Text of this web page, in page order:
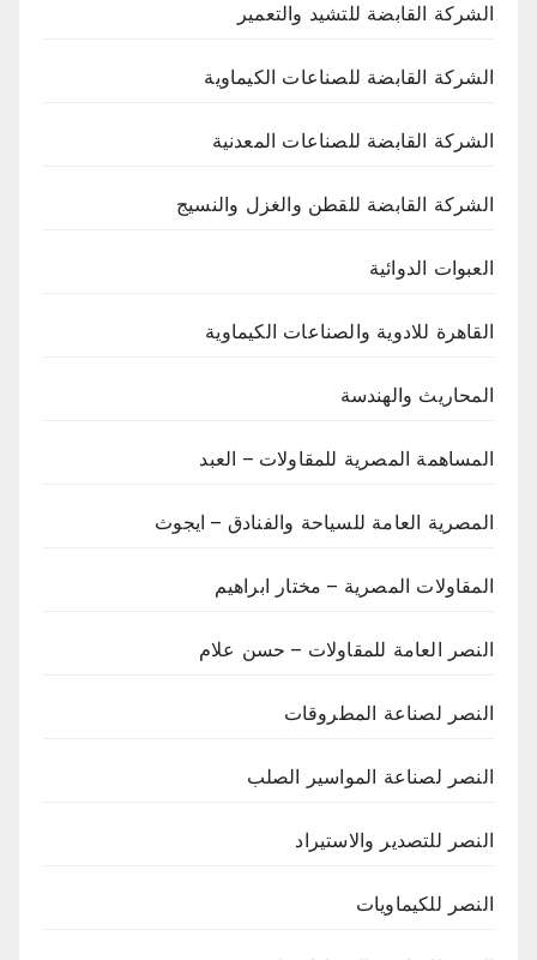
الشركة القابضة للتشيد والتعمير
الشركة القابضة للصناعات الكيماوية
الشركة القابضة للصناعات المعدنية
الشركة القابضة للقطن والغزل والنسيج
العبوات الدوائية
القاهرة للادوية والصناعات الكيماوية
المحاريث والهندسة
المساهمة المصرية للمقاولات – العبد
المصرية العامة للسياحة والفنادق – ايجوث
المقاولات المصرية – مختار ابراهيم
النصر العامة للمقاولات – حسن علام
النصر لصناعة المطروقات
النصر لصناعة المواسير الصلب
النصر للتصدير والاستيراد
النصر للكيماويات